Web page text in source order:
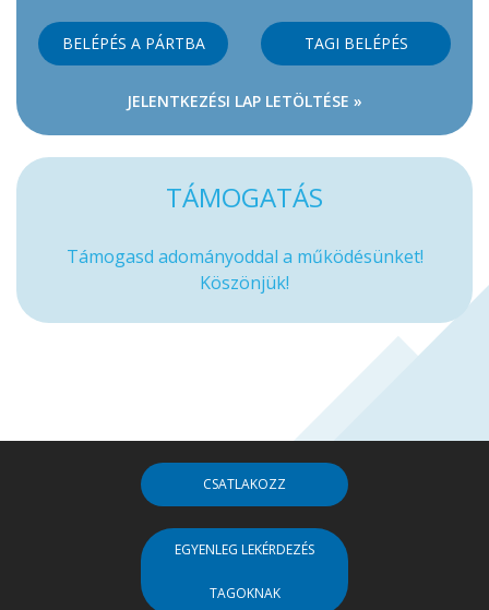
BELÉPÉS A PÁRTBA TAGI BELÉPÉS
JELENTKEZÉSI LAP LETÖLTÉSE »
TÁMOGATÁS
Támogasd adományoddal a működésünket!
Köszönjük!
CSATLAKOZZ
EGYENLEG LEKÉRDEZÉS
TAGOKNAK